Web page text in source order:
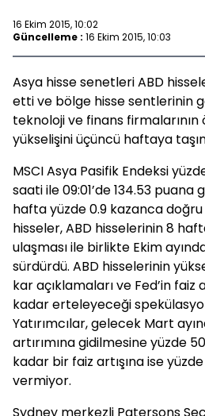
16 Ekim 2015, 10:02
Güncelleme : 16 Ekim 2015, 10:03
Asya hisse senetleri ABD
etti ve bölge hisse sentlerinin
teknoloji ve finans
yükselişini üçüncü haftaya
MSCI Asya Pasifik Endeksi
saati ile 09:01’de 134.53
hafta yüzde 0.9 kazanca
hisseler, ABD hisselerinin 8
ulaşması ile birlikte Ekim
sürdürdü. ABD hisselerinin
kar açıklamaları ve Fed’in faiz
kadar erteleyeceği
Yatırımcılar, gelecek Mart
artırımına gidilmesine yüzde
kadar bir faiz artışına ise
vermiyor.